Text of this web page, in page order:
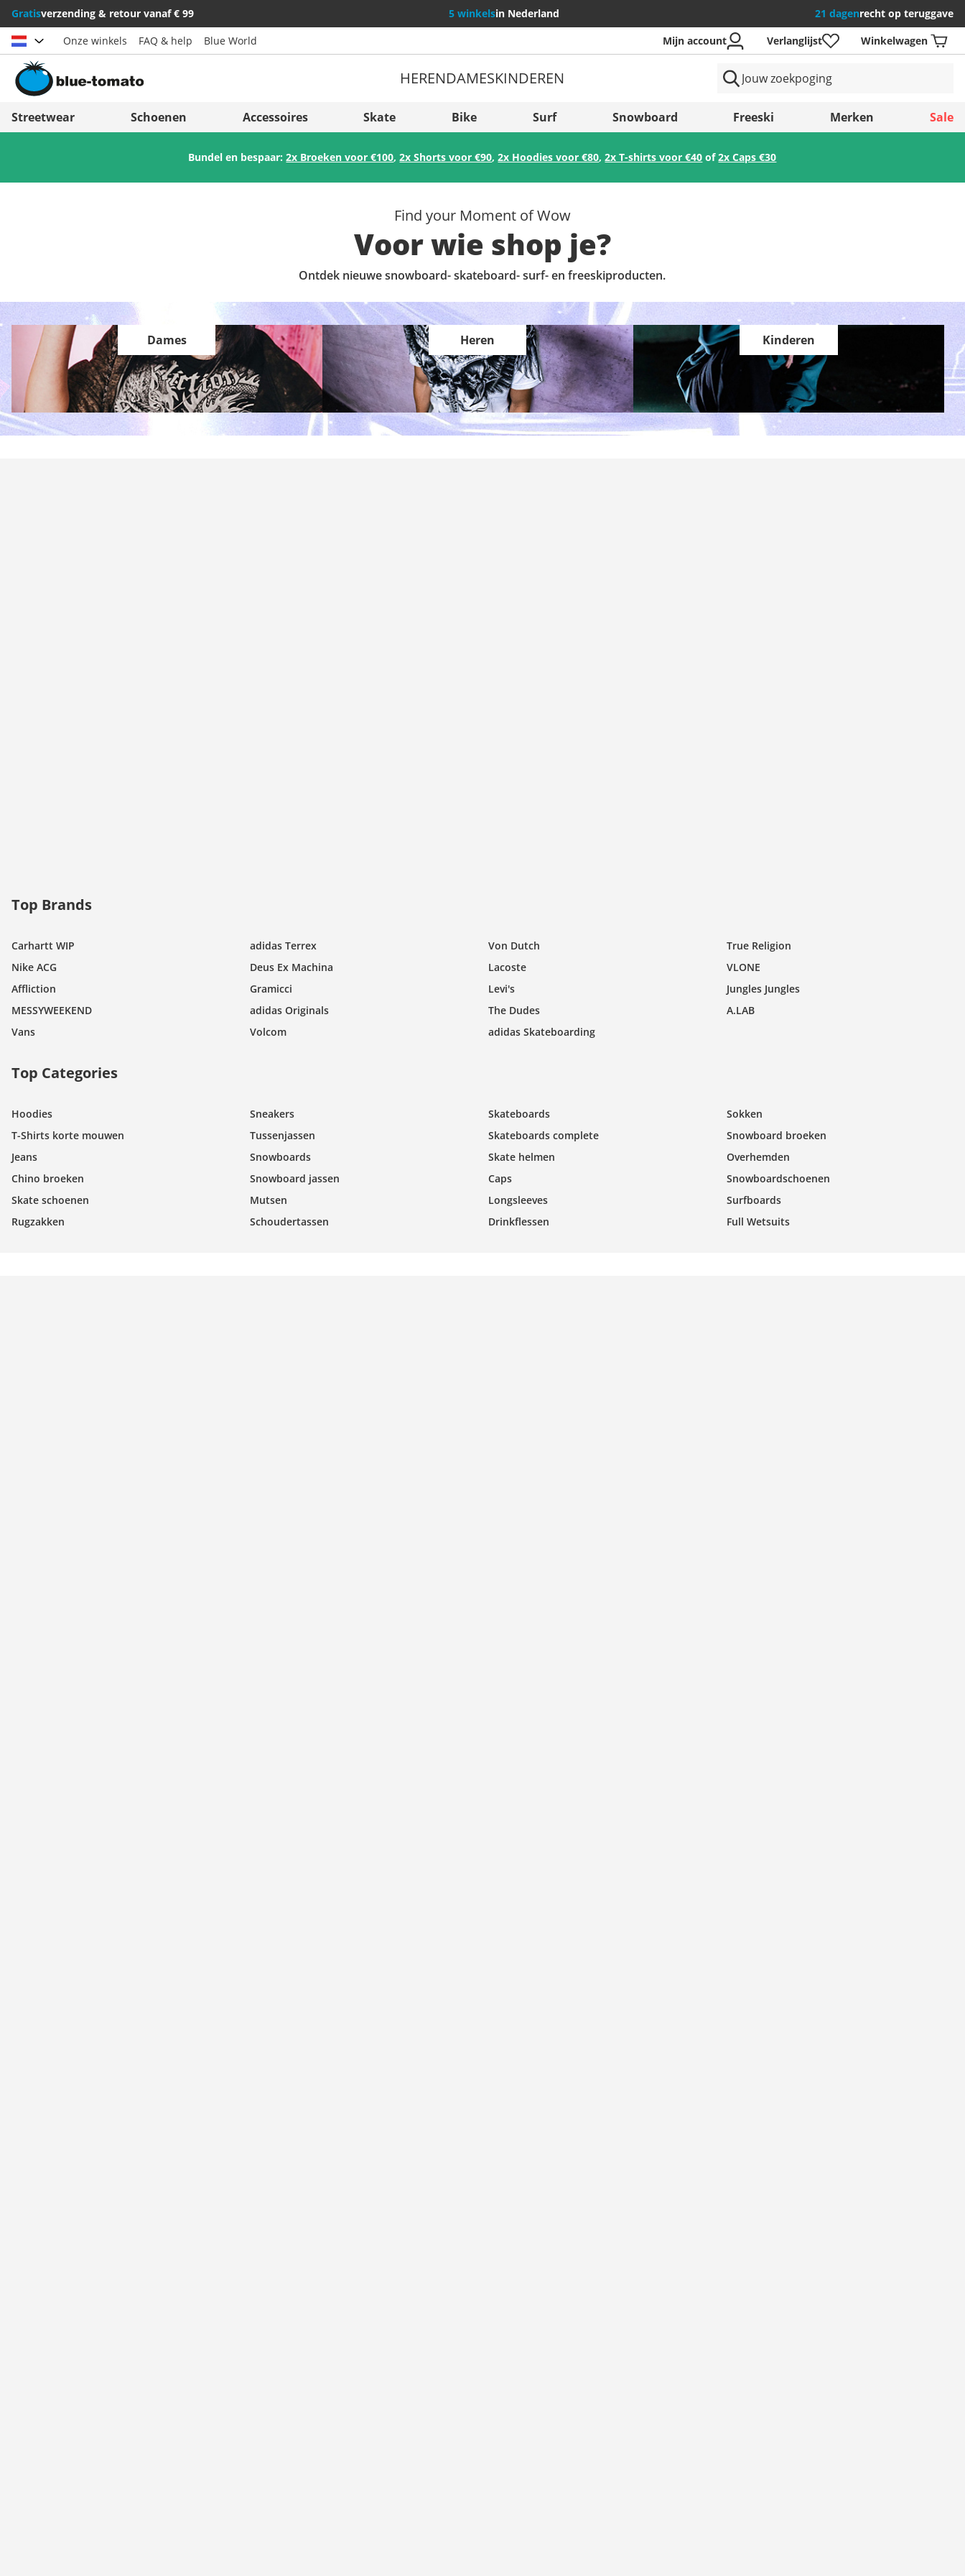
Gratisverzending & retour vanaf € 99 5 winkelsin Nederland 21 dagenrecht op teruggave
Land kiezen
Österreich
Italia (Italiano)
Italien (Deutsch)
Slovenija
België (Nederlands)
Norge
Opslaan
Onze winkels FAQ & help Blue World Mijn account Verlanglijst Winkelwagen
HERENDAMESKINDEREN
Streetwear Schoenen Accessoires Skate Bike Surf Snowboard Freeski Merken Sale
Bundel en bespaar:2x Broeken voor €100,2x Shorts voor €90,2x Hoodies voor €80,2x T-shirts voor €40 of2x Caps €30
Find your Moment of Wow
Voor wie shop je?
Ontdek nieuwe snowboard- skateboard- surf- en freeskiproducten.
Dames Heren Kinderen
Top Brands
Carhartt WIP adidas Terrex Von Dutch
True Religion
Nike ACG
Deus Ex Machina Lacoste
VLONE
Affliction
Gramicci Levi's
Jungles Jungles
MESSYWEEKEND
adidas Originals The Dudes
A.LAB
Vans
Volcom adidas Skateboarding
Top Categories
Hoodies Sneakers Skateboards
Sokken
T-Shirts korte mouwen
Tussenjassen Skateboards complete
Snowboard broeken
Jeans
Snowboards Skate helmen
Overhemden
Chino broeken
Snowboard jassen Caps
Snowboardschoenen
Skate schoenen
Mutsen Longsleeves
Surfboards
Rugzakken
Schoudertassen Drinkflessen Full Wetsuits